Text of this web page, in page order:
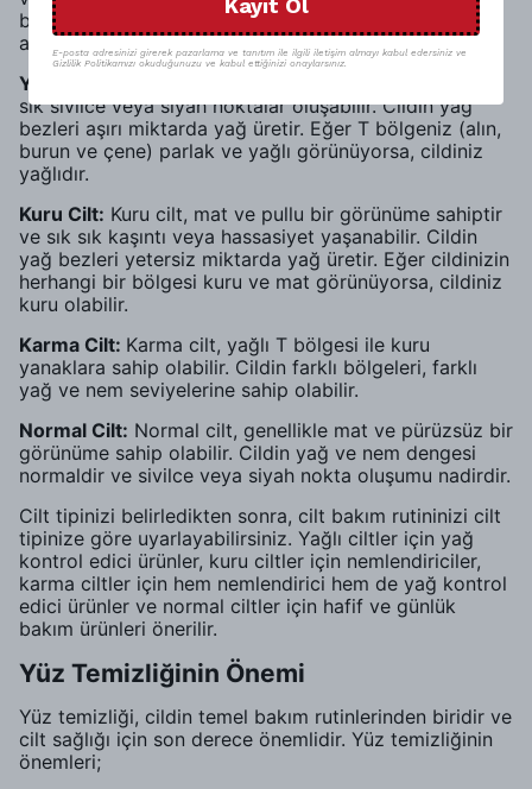
beklemeniz gerekiyor. Ardından, aynaya bakarak
aşağıdaki adımları takip edebilirsiniz:
Yağlı Cilt:
sık sivilce veya siyah noktalar oluşabilir. Cildin yağ
bezleri aşırı miktarda yağ üretir. Eğer T bölgeniz (alın,
burun ve çene) parlak ve yağlı görünüyorsa, cildiniz
yağlıdır.
Kuru Cilt: Kuru cilt, mat ve pullu bir görünüme sahiptir
ve sık sık kaşıntı veya hassasiyet yaşanabilir. Cildin
yağ bezleri yetersiz miktarda yağ üretir. Eğer cildinizin
herhangi bir bölgesi kuru ve mat görünüyorsa, cildiniz
kuru olabilir.
Karma Cilt: Karma cilt, yağlı T bölgesi ile kuru
yanaklara sahip olabilir. Cildin farklı bölgeleri, farklı
yağ ve nem seviyelerine sahip olabilir.
Normal Cilt: Normal cilt, genellikle mat ve pürüzsüz bir
görünüme sahip olabilir. Cildin yağ ve nem dengesi
normaldir ve sivilce veya siyah nokta oluşumu nadirdir.
Cilt tipinizi belirledikten sonra, cilt bakım rutininizi cilt
tipinize göre uyarlayabilirsiniz. Yağlı ciltler için yağ
kontrol edici ürünler, kuru ciltler için nemlendiriciler,
karma ciltler için hem nemlendirici hem de yağ kontrol
edici ürünler ve normal ciltler için hafif ve günlük
bakım ürünleri önerilir.
Yüz Temizliğinin Önemi
Yüz temizliği, cildin temel bakım rutinlerinden biridir ve
cilt sağlığı için son derece önemlidir. Yüz temizliğinin
önemleri;
Kayıt Ol
E-posta adresinizi girerek pazarlama ve tanıtım ile ilgili iletişim almayı kabul edersiniz ve
Gizlilik Politikamızı okuduğunuzu ve kabul ettiğinizi onaylarsınız.